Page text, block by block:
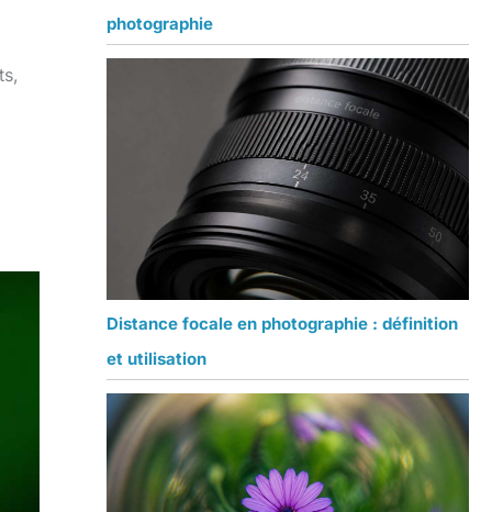
photographie
Distance focale en photographie : définition
et utilisation